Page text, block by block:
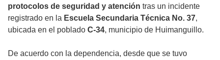
protocolos de seguridad y atención tras un incidente
registrado en la Escuela Secundaria Técnica No. 37,
ubicada en el poblado C-34, municipio de Huimanguillo.
De acuerdo con la dependencia, desde que se tuvo